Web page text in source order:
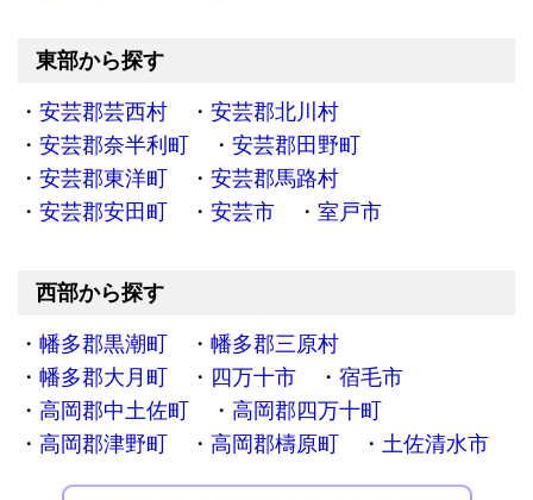
東部から探す
安芸郡芸西村
安芸郡北川村
安芸郡奈半利町
安芸郡田野町
安芸郡東洋町
安芸郡馬路村
安芸郡安田町
安芸市 室戸市
西部から探す
幡多郡黒潮町
幡多郡三原村
幡多郡大月町
四万十市
宿毛市
高岡郡中土佐町
高岡郡四万十町
高岡郡津野町
高岡郡檮原町 土佐清水市